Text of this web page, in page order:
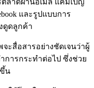
และรูปแบบการ
ดูดลูกค้า
ะสื่อสารอย่างชัดเจนว่าผู้
การกระทำต่อไป ซึ่งช่วย
น